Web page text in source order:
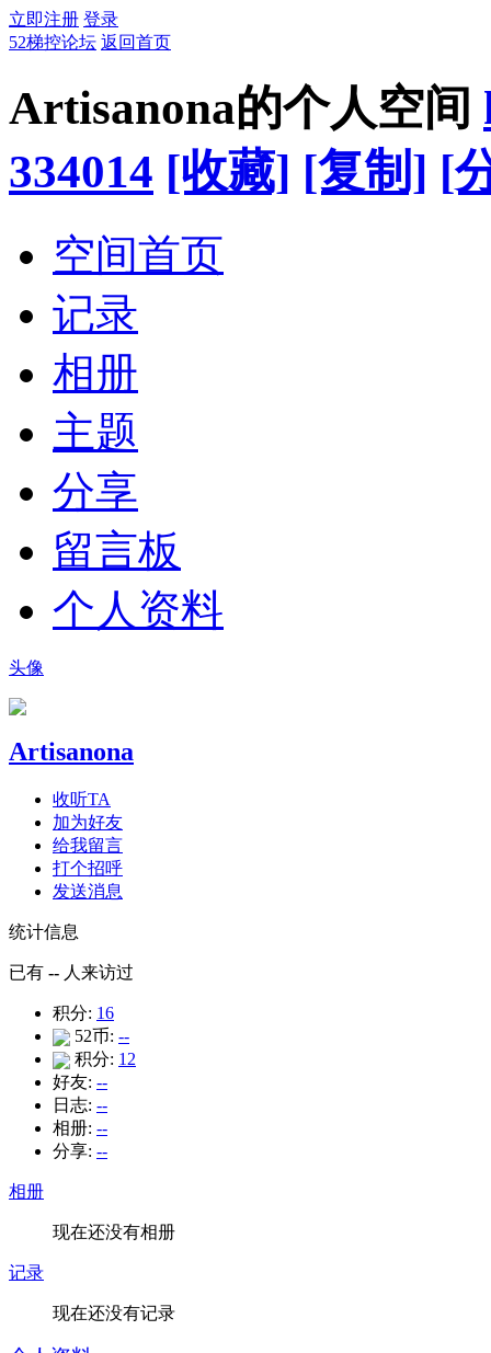
立即注册 登录
52梯控论坛 返回首页
Artisanona的个人空间
334014 [收藏] [复制] [
空间首页
记录
相册
主题
分享
留言板
个人资料
头像
Artisanona
收听TA
加为好友
给我留言
打个招呼
发送消息
统计信息
已有 -- 人来访过
积分: 16
52币: --
积分: 12
好友: --
日志: --
相册: --
分享: --
相册
现在还没有相册
记录
现在还没有记录